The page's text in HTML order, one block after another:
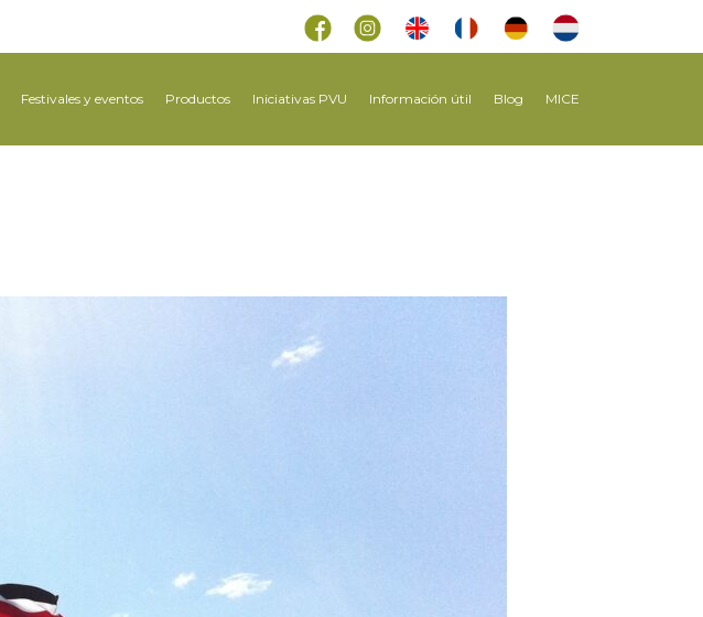
Festivales y eventos Productos Iniciativas PVU Información útil Blog MICE